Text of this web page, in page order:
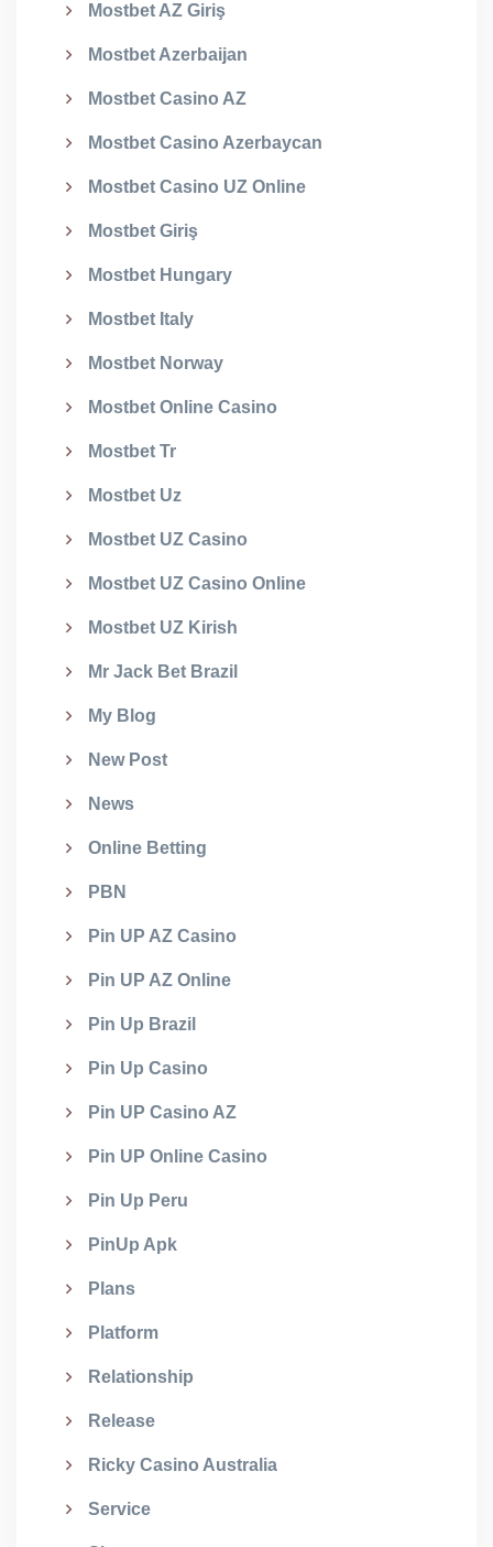
Mostbet AZ Giriş
Mostbet Azerbaijan
Mostbet Casino AZ
Mostbet Casino Azerbaycan
Mostbet Casino UZ Online
Mostbet Giriş
Mostbet Hungary
Mostbet Italy
Mostbet Norway
Mostbet Online Casino
Mostbet Tr
Mostbet Uz
Mostbet UZ Casino
Mostbet UZ Casino Online
Mostbet UZ Kirish
Mr Jack Bet Brazil
My Blog
New Post
News
Online Betting
PBN
Pin UP AZ Casino
Pin UP AZ Online
Pin Up Brazil
Pin Up Casino
Pin UP Casino AZ
Pin UP Online Casino
Pin Up Peru
PinUp Apk
Plans
Platform
Relationship
Release
Ricky Casino Australia
Service